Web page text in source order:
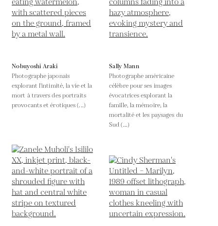
Nobuyoshi Araki
Photographe japonais
explorant l'intimité, la vie et la
mort à travers des portraits
provocants et érotiques (...)
Sally Mann
Photographe américaine
célèbre pour ses images
évocatrices explorant la
famille, la mémoire, la
mortalité et les paysages du
Sud (...)